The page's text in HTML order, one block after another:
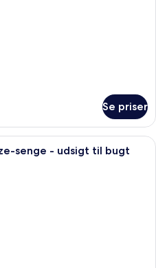
Se priser
Et hotelværelse med to senge, et
senge - udsigt til bugt